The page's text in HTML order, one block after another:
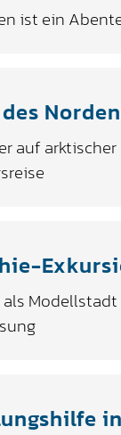
ist ein
auf arktischer